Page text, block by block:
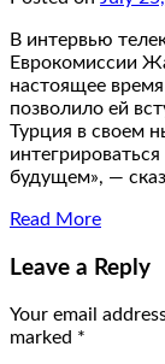
В интервью
Еврокомиссии
настоящее
позволило ей
Турция в своем
будущем», —
Read More
Leave a Reply
Your email
marked *